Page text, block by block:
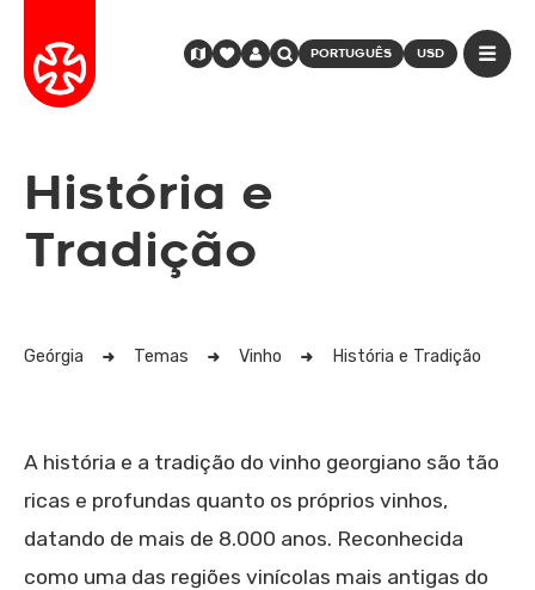
PORTUGUÊS USD
História e
Tradição
Geórgia Temas Vinho História e Tradição
A história e a tradição do vinho georgiano são tão
ricas e profundas quanto os próprios vinhos,
datando de mais de 8.000 anos. Reconhecida
como uma das regiões vinícolas mais antigas do